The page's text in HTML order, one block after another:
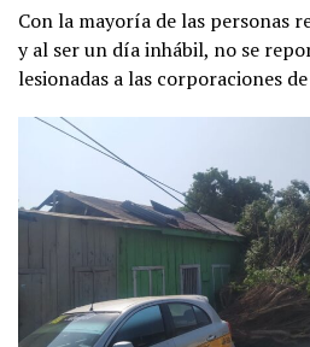
Con la mayoría de las personas
y al ser un día inhábil, no se
lesionadas a las corporaciones